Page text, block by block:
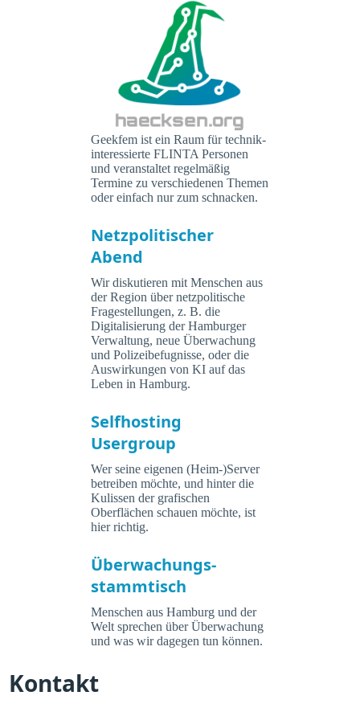
Geekfem ist ein Raum für technik-
interessierte FLINTA Personen
und veranstaltet regelmäßig
Termine zu verschiedenen Themen
oder einfach nur zum schnacken.
Netzpolitischer
Abend
Wir diskutieren mit Menschen aus
der Region über netzpolitische
Fragestellungen, z. B. die
Digitalisierung der Hamburger
Verwaltung, neue Überwachung
und Polizeibefugnisse, oder die
Auswirkungen von KI auf das
Leben in Hamburg.
Selfhosting
Usergroup
Wer seine eigenen (Heim-)Server
betreiben möchte, und hinter die
Kulissen der grafischen
Oberflächen schauen möchte, ist
hier richtig.
Überwachungs-
stammtisch
Menschen aus Hamburg und der
Welt sprechen über Überwachung
und was wir dagegen tun können.
Kontakt